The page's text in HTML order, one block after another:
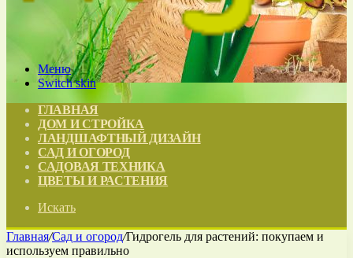
Меню
Switch skin
ГЛАВНАЯ
ДОМ И СТРОЙКА
ЛАНДШАФТНЫЙ ДИЗАЙН
САД И ОГОРОД
САДОВАЯ ТЕХНИКА
ЦВЕТЫ И РАСТЕНИЯ
Искать
Главная/Сад и огород/Гидрогель для растений: покупаем и
используем правильно